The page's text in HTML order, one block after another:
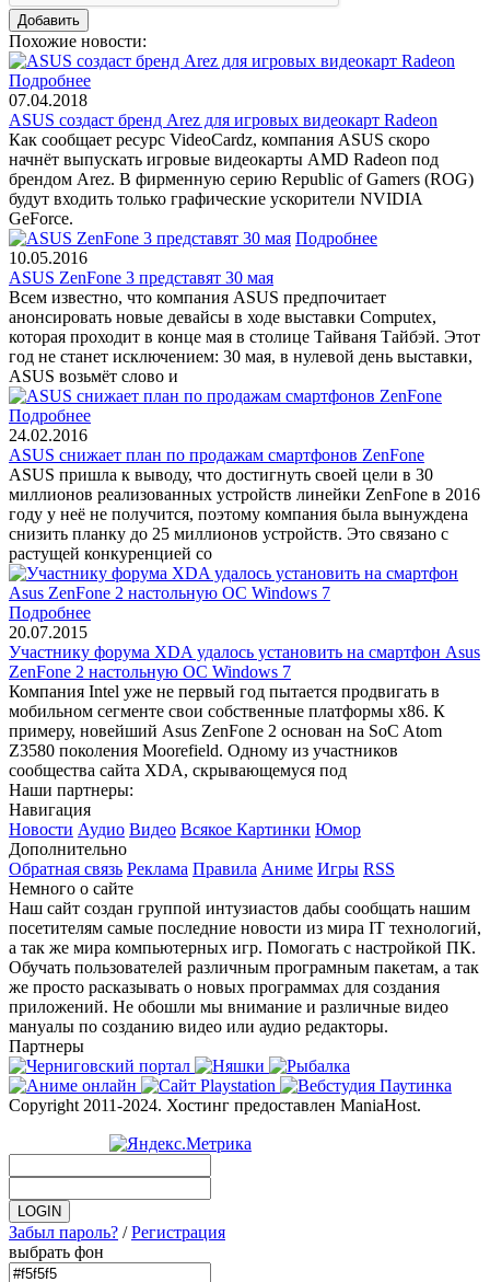
Похожие новости:
Подробнее
07.04.2018
ASUS создаст бренд Arez для игровых видеокарт Radeon
Как сообщает ресурс VideoCardz, компания ASUS скоро
начнёт выпускать игровые видеокарты AMD Radeon под
брендом Arez. В фирменную серию Republic of Gamers (ROG)
будут входить только графические ускорители NVIDIA
GeForce.
Подробнее
10.05.2016
ASUS ZenFone 3 представят 30 мая
Всем известно, что компания ASUS предпочитает
анонсировать новые девайсы в ходе выставки Computex,
которая проходит в конце мая в столице Тайваня Тайбэй. Этот
год не станет исключением: 30 мая, в нулевой день выставки,
ASUS возьмёт слово и
Подробнее
24.02.2016
ASUS снижает план по продажам смартфонов ZenFone
ASUS пришла к выводу, что достигнуть своей цели в 30
миллионов реализованных устройств линейки ZenFone в 2016
году у неё не получится, поэтому компания была вынуждена
снизить планку до 25 миллионов устройств. Это связано с
растущей конкуренцией со
Подробнее
20.07.2015
Участнику форума XDA удалось установить на смартфон Asus
ZenFone 2 настольную ОС Windows 7
Компания Intel уже не первый год пытается продвигать в
мобильном сегменте свои собственные платформы x86. К
примеру, новейший Asus ZenFone 2 основан на SoC Atom
Z3580 поколения Moorefield. Одному из участников
сообщества сайта XDA, скрывающемуся под
Наши партнеры:
Навигация
Новости Аудио Видео Всякое Картинки Юмор
Дополнительно
Обратная связь Реклама Правила Аниме Игры RSS
Немного о сайте
Наш сайт создан группой интузиастов дабы сообщать нашим
посетителям самые последние новости из мира IT технологий,
а так же мира компьютерных игр. Помогать с настройкой ПК.
Обучать пользователей различным програмным пакетам, а так
же просто расказывать о новых программах для создания
приложений. Не обошли мы внимание и различные видео
мануалы по созданию видео или аудио редакторы.
Партнеры
Copyright 2011-2024. Хостинг предоставлен ManiaHost.
Забыл пароль? /Регистрация
выбрать фон